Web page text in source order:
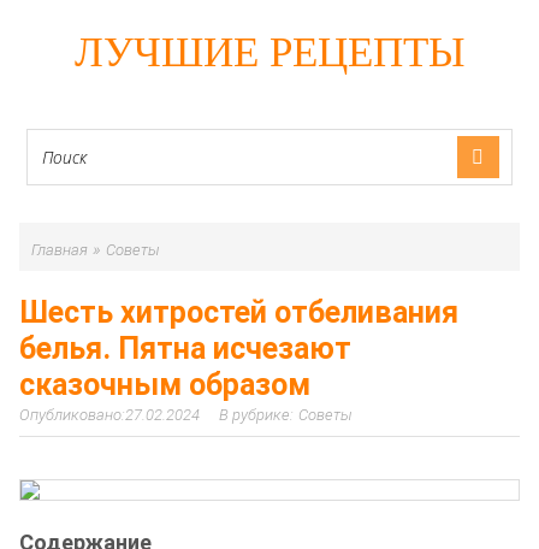
ЛУЧШИЕ РЕЦЕПТЫ
Главная » Советы
Шесть хитростей отбеливания
белья. Пятна исчезают
сказочным образом
27.02.2024 Советы